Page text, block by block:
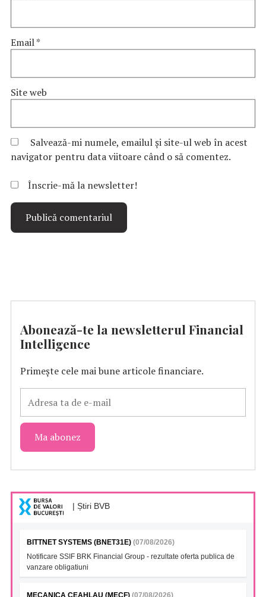
Email*
Site web
Salvează-mi numele, emailul și site-ul web în acest
navigator pentru data viitoare când o să comentez.
Înscrie-mă la newsletter!
Abonează-te la newsletterul Financial
Intelligence
Primește cele mai bune articole financiare.
| Știri BVB
BITTNET SYSTEMS (BNET31E) (07/08/2026)
Notificare SSIF BRK Financial Group - rezultate oferta publica de
vanzare obligatiuni